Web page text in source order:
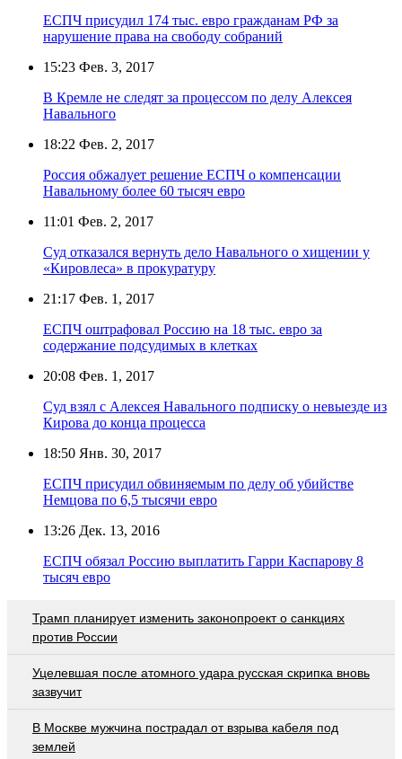
ЕСПЧ присудил 174 тыс. евро гражданам РФ за
нарушение права на свободу собраний
15:23 Фев. 3, 2017
В Кремле не следят за процессом по делу Алексея
Навального
18:22 Фев. 2, 2017
Россия обжалует решение ЕСПЧ о компенсации
Навальному более 60 тысяч евро
11:01 Фев. 2, 2017
Суд отказался вернуть дело Навального о хищении у
«Кировлеса» в прокуратуру
21:17 Фев. 1, 2017
ЕСПЧ оштрафовал Россию на 18 тыс. евро за
содержание подсудимых в клетках
20:08 Фев. 1, 2017
Суд взял с Алексея Навального подписку о невыезде из
Кирова до конца процесса
18:50 Янв. 30, 2017
ЕСПЧ присудил обвиняемым по делу об убийстве
Немцова по 6,5 тысячи евро
13:26 Дек. 13, 2016
ЕСПЧ обязал Россию выплатить Гарри Каспарову 8
тысяч евро
Трамп планирует изменить законопроект о санкциях
против России
Уцелевшая после атомного удара русская скрипка вновь
зазвучит
В Москве мужчина пострадал от взрыва кабеля под
землей